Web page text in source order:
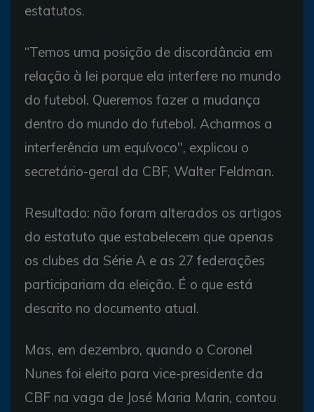
estatutos.
“Temos uma posição de discordância em
relação à lei porque ela interfere no mundo
do futebol. Queremos fazer a mudança
dentro do mundo do futebol. Acharmos a
interferência um equívoco'', explicou o
secretário-geral da CBF, Walter Feldman.
Resultado: não foram alterados os artigos
do estatuto que estabelecem que apenas
os clubes da Série A e as 27 federações
participariam da eleição. É o que está
descrito no documento atual.
Mas, em dezembro, quando o Coronel
Nunes foi eleito para vice-presidente da
CBF na vaga de José Maria Marin, contou